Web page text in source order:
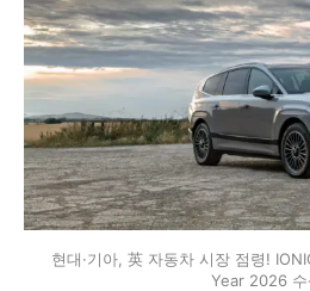
현대·기아, 英 자동차 시장 점령!
Year 2026 수